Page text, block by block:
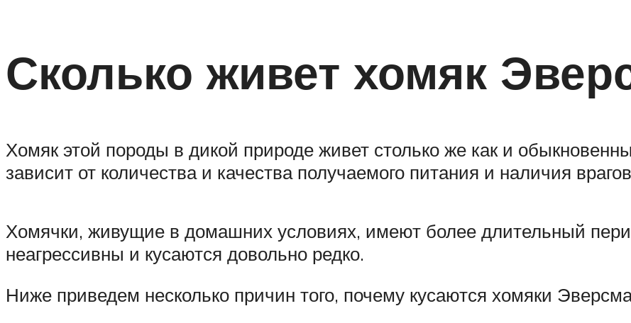
Сколько живет хомяк
Хомяк этой породы в дикой природе живет столько же как и
зависит от количества и качества получаемого питания и наличия
Хомячки, живущие в домашних условиях, имеют более длительный
неагрессивны и кусаются довольно редко.
Ниже приведем несколько причин того, почему кусаются хомяки